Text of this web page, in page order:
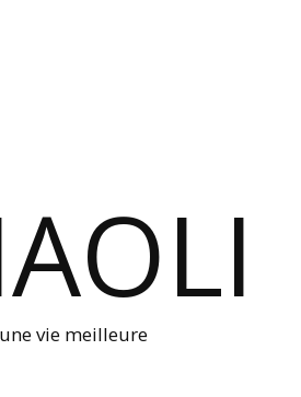
vie meilleure